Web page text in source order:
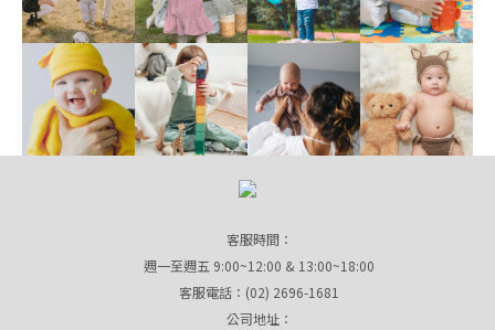
客服時間：
週一至週五 9:00~12:00 & 13:00~18:00
客服電話：(02) 2696-1681
公司地址：